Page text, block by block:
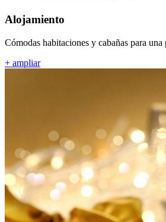
Alojamiento
Cómodas habitaciones y cabañas para una
+ ampliar